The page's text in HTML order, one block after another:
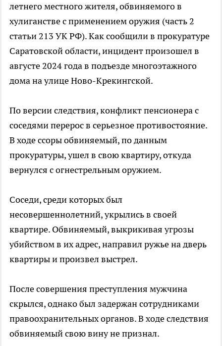
летнего местного жителя, обвиняемого в
хулиганстве с применением оружия (часть 2
статьи 213 УК РФ). Как сообщили в прокуратуре
Саратовской области, инцидент произошел в
августе 2024 года в подъезде многоэтажного
дома на улице Ново-Крекингской.
По версии следствия, конфликт пенсионера с
соседями перерос в серьезное противостояние.
В ходе ссоры обвиняемый, по данным
прокуратуры, ушел в свою квартиру, откуда
вернулся с огнестрельным оружием.
Соседи, среди которых был
несовершеннолетний, укрылись в своей
квартире. Обвиняемый, выкрикивая угрозы
убийством в их адрес, направил ружье на дверь
квартиры и произвел выстрел.
После совершения преступления мужчина
скрылся, однако был задержан сотрудниками
правоохранительных органов. В ходе следствия
обвиняемый свою вину не признал.